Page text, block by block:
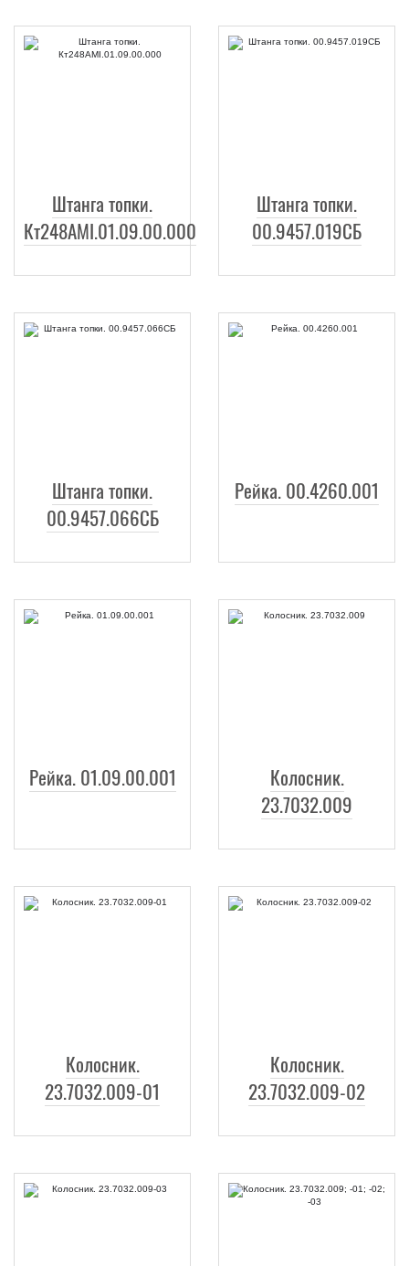
Штанга топки.
Кт248АМI.01.09.00.000
Штанга топки.
00.9457.019СБ
Штанга топки.
00.9457.066СБ
Рейка. 00.4260.001
Рейка. 01.09.00.001
Колосник.
23.7032.009
Колосник.
23.7032.009-01
Колосник.
23.7032.009-02